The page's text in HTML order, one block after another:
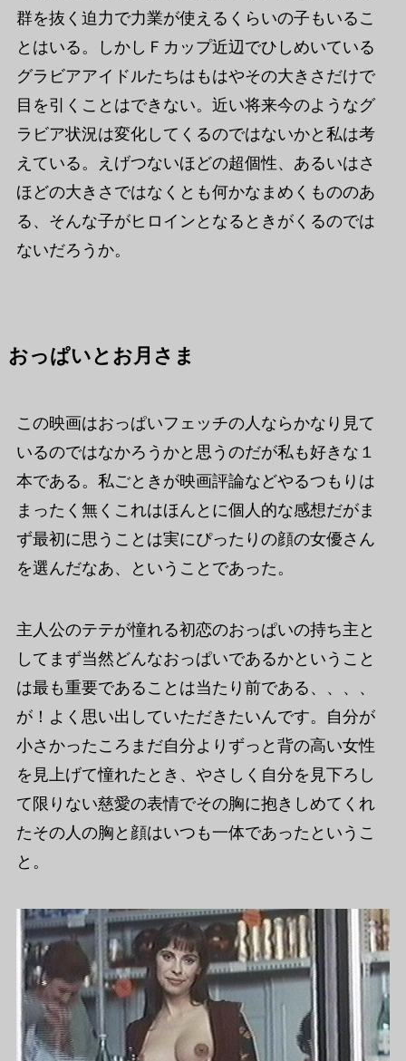
群を抜く迫力で力業が使えるくらいの子もいるこ
とはいる。しかしＦカップ近辺でひしめいている
グラビアアイドルたちはもはやその大きさだけで
目を引くことはできない。近い将来今のようなグ
ラビア状況は変化してくるのではないかと私は考
えている。えげつないほどの超個性、あるいはさ
ほどの大きさではなくとも何かなまめくもののあ
る、そんな子がヒロインとなるときがくるのでは
ないだろうか。
おっぱいとお月さま
この映画はおっぱいフェッチの人ならかなり見て
いるのではなかろうかと思うのだが私も好きな１
本である。私ごときが映画評論などやるつもりは
まったく無くこれはほんとに個人的な感想だがま
ず最初に思うことは実にぴったりの顔の女優さん
を選んだなあ、ということであった。
主人公のテテが憧れる初恋のおっぱいの持ち主と
してまず当然どんなおっぱいであるかということ
は最も重要であることは当たり前である、、、、
が！よく思い出していただきたいんです。自分が
小さかったころまだ自分よりずっと背の高い女性
を見上げて憧れたとき、やさしく自分を見下ろし
て限りない慈愛の表情でその胸に抱きしめてくれ
たその人の胸と顔はいつも一体であったというこ
と。